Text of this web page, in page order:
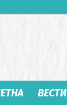
ВЕСТИ